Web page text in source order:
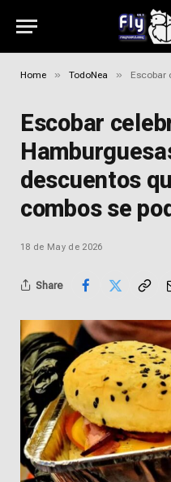
Home » TodoNea » Escobar celebra el
Escobar
descuentos
combos se
18 de May de 2026
Share